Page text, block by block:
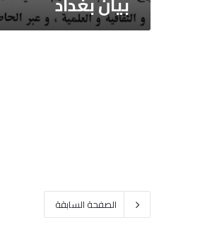
الصفحة السابقة